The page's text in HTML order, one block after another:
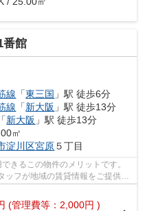
番館
線 「東三国 」駅 徒歩6分
線 「新大阪 」駅 徒歩13分
「新大阪 」駅 徒歩13分
㎡
淀川区宮原５丁目
きるこの物件のメリットです。
ッフが地域の賃貸情報をご提供い
(管理費等：2,000円 )